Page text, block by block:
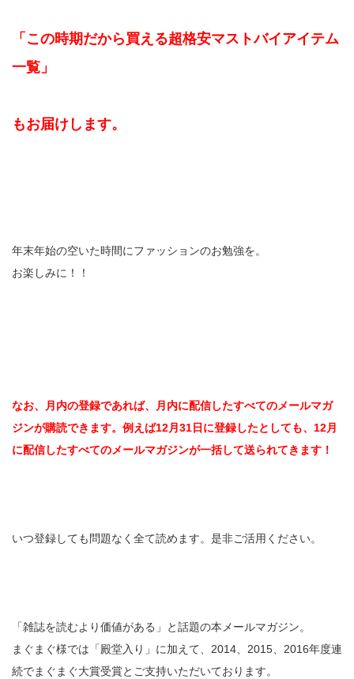
「この時期だから買える超格安マストバイアイテム
一覧」
もお届けします。
年末年始の空いた時間にファッションのお勉強を。
お楽しみに！！
なお、月内の登録であれば、月内に配信したすべてのメールマガ
ジンが購読できます。例えば12月31日に登録したとしても、12月
に配信したすべてのメールマガジンが一括して送られてきます！
いつ登録しても問題なく全て読めます。是非ご活用ください。
「雑誌を読むより価値がある」と話題の本メールマガジン。
まぐまぐ様では「殿堂入り」に加えて、2014、2015、2016年度連
続でまぐまぐ大賞受賞とご支持いただいております。